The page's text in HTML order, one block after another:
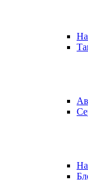
На
На